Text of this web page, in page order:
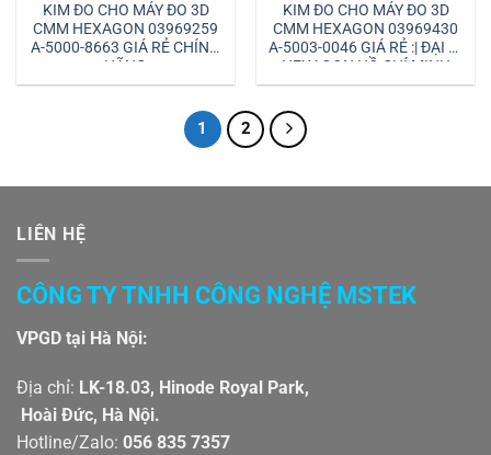
KIM ĐO CHO MÁY ĐO 3D
CMM HEXAGON 03969259
A-5000-8663 GIÁ RẺ CHÍNH
HÃNG
KIM ĐO CHO MÁY ĐO 3D
CMM HEXAGON 03969430
A-5003-0046 GIÁ RẺ :| ĐẠI LÝ
HEXAGON HỒ CHÍ MINH
1 2
LIÊN HỆ
CÔNG TY TNHH CÔNG NGHỆ MSTEK
VPGD tại Hà Nội:
Địa chỉ: LK-18.03, Hinode Royal Park,
Hoài Đức, Hà Nội.
Hotline/Zalo: 056 835 7357